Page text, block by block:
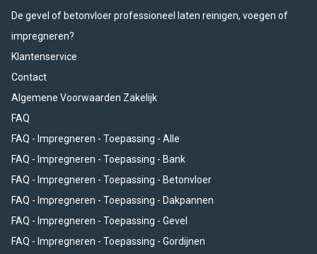
De gevel of betonvloer professioneel laten reinigen, voegen of
impregneren?
Klantenservice
Contact
Algemene Voorwaarden Zakelijk
FAQ
FAQ - Impregneren - Toepassing - Alle
FAQ - Impregneren - Toepassing - Bank
FAQ - Impregneren - Toepassing - Betonvloer
FAQ - Impregneren - Toepassing - Dakpannen
FAQ - Impregneren - Toepassing - Gevel
FAQ - Impregneren - Toepassing - Gordijnen